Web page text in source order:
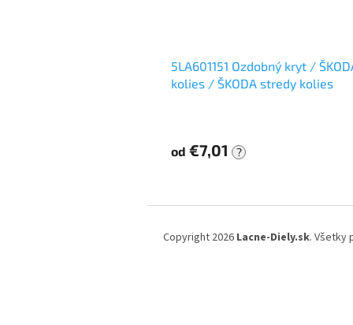
5LA601151 Ozdobný kryt /
kolies / ŠKODA stredy kolies
od €7,01 ?
Copyright 2026 Lacne-Diely.sk. Všetky